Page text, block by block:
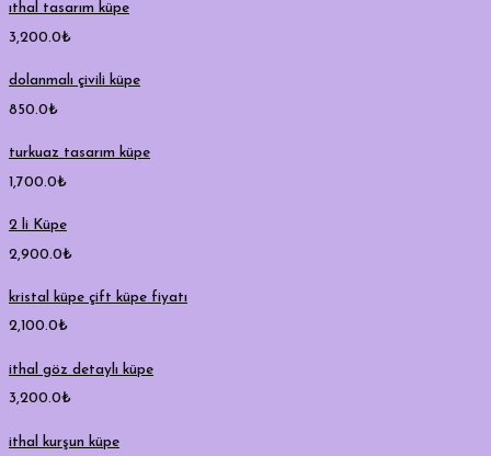
ıthal tasarım küpe
3,200.0₺
dolanmalı çivili küpe
850.0₺
turkuaz tasarım küpe
1,700.0₺
2 li Küpe
2,900.0₺
kristal küpe çift küpe fiyatı
2,100.0₺
ithal göz detaylı küpe
3,200.0₺
ithal kurşun küpe